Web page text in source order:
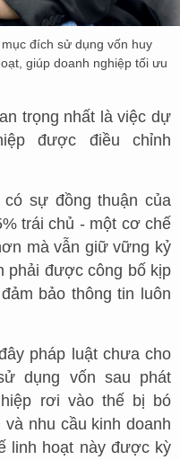
đích sử dụng vốn huy
giúp doanh nghiệp tối ưu
trọng nhất là việc dự
được điều chỉnh
sự đồng thuận của
trái chủ - một cơ chế
mà vẫn giữ vững kỷ
phải được công bố kịp
bảo thông tin luôn
pháp luật chưa cho
dụng vốn sau phát
rơi vào thế bị bó
nhu cầu kinh doanh
linh hoạt này được kỳ